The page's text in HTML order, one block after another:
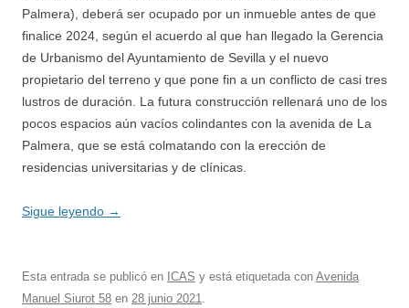
Palmera), deberá ser ocupado por un inmueble antes de que
finalice 2024, según el acuerdo al que han llegado la Gerencia
de Urbanismo del Ayuntamiento de Sevilla y el nuevo
propietario del terreno y que pone fin a un conflicto de casi tres
lustros de duración. La futura construcción rellenará uno de los
pocos espacios aún vacíos colindantes con la avenida de La
Palmera, que se está colmatando con la erección de
residencias universitarias y de clínicas.
Sigue leyendo →
Esta entrada se publicó en ICAS y está etiquetada con Avenida
Manuel Siurot 58 en 28 junio 2021.